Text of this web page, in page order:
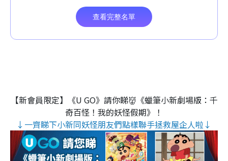
【新會員限定】《U GO》請你睇👹《蠟筆小新劇場版：千
奇百怪！我的妖怪假期》！
↓一齊睇下小新同妖怪朋友們點樣聯手拯救屋企人啦↓